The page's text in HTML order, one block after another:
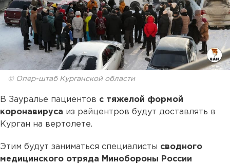
© Опер-штаб Курганской области
В Зауралье пациентов с тяжелой формой
коронавируса из райцентров будут доставлять в
Курган на вертолете.
Этим будут заниматься специалисты сводного
медицинского отряда Минобороны России